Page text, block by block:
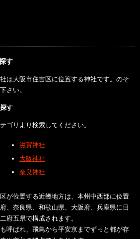
す
は大阪市住吉区に位置する神社です。のそ
さい。
す
ゴリより検索してください。
滋賀神社
大阪神社
奈良神社
が位置する近畿地方は、本州中西部に位置
、奈良県、和歌山県、大阪府、兵庫県に日
府五県で構成されます。
呼ばれ、飛鳥から平安京までずっと都が存